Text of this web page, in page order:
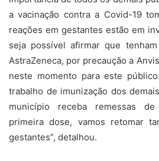
a vacinação contra a Covid-19
reações em gestantes estão em
seja possível afirmar que
AstraZeneca, por precaução a
neste momento para este
trabalho de imunização dos
município receba remessas
primeira dose, vamos retomar
gestantes”, detalhou.